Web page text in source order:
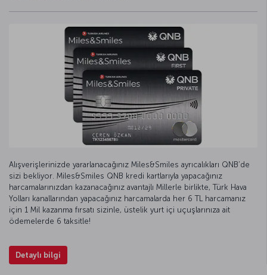
Alışverişlerinizde yararlanacağınız Miles&Smiles ayrıcalıkları QNB’de
sizi bekliyor. Miles&Smiles QNB kredi kartlarıyla yapacağınız
harcamalarınızdan kazanacağınız avantajlı Millerle birlikte, Türk Hava
Yolları kanallarından yapacağınız harcamalarda her 6 TL harcamanız
için 1 Mil kazanma fırsatı sizinle, üstelik yurt içi uçuşlarınıza ait
ödemelerde 6 taksitle!
Detaylı bilgi